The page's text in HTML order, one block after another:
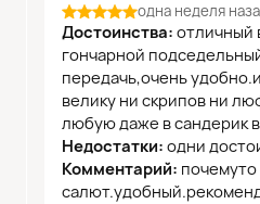
одна неделя
Достоинства: отличный
гончарной
передачь,очень
велику ни скрипов ни
любую даже в сандерик
Недостатки: одни
Комментарий: